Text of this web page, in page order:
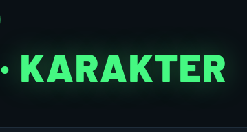
· KARAKTER